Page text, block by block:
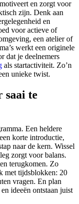
en zorgt voor
zijn. Denk aan
en
voor actieve of
een atelier of
werkt een originele
dat je deelnemers
als startactiviteit. Zo’n
unieke twist.
saai te
Een heldere
korte introductie,
naar de kern. Wissel
zorgt voor balans.
terugkomen. Zo
met tijdsblokken: 20
vragen. En plan
ideeën ontstaan juist